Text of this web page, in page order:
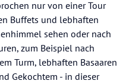
nur von einer Tour
Buffets und lebhaften
sehen oder nach
zum Beispiel nach
Turm, lebhaften Basaaren
Gekochtem - in dieser